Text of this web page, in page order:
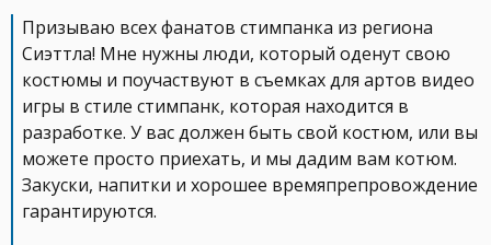
Призываю всех фанатов стимпанка из региона
Сиэттла! Мне нужны люди, который оденут свою
костюмы и поучаствуют в съемках для артов видео
игры в стиле стимпанк, которая находится в
разработке. У вас должен быть свой костюм, или вы
можете просто приехать, и мы дадим вам котюм.
Закуски, напитки и хорошее времяпрепровождение
гарантируются.